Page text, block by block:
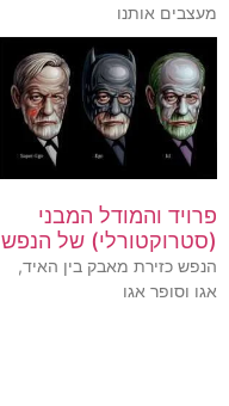
מעצבים אותנו
פרויד והמודל המבני
(סטרוקטורלי) של הנפש
הנפש כזירת מאבק בין האיד,
אגו וסופר אגו